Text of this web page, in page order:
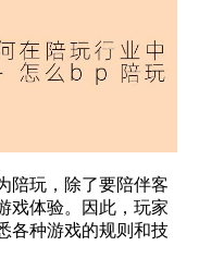
陪玩，除了要陪伴客
戏体验。因此，玩家
各种游戏的规则和技